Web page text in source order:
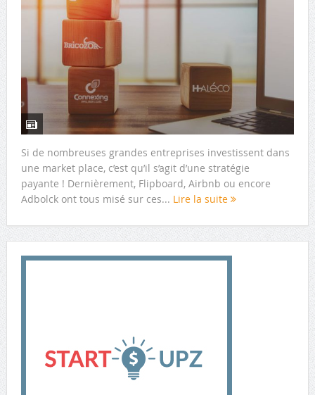
Si de nombreuses grandes entreprises investissent dans
une market place, c’est qu’il s’agit d’une stratégie
payante ! Dernièrement, Flipboard, Airbnb ou encore
Adbolck ont tous misé sur ces... Lire la suite